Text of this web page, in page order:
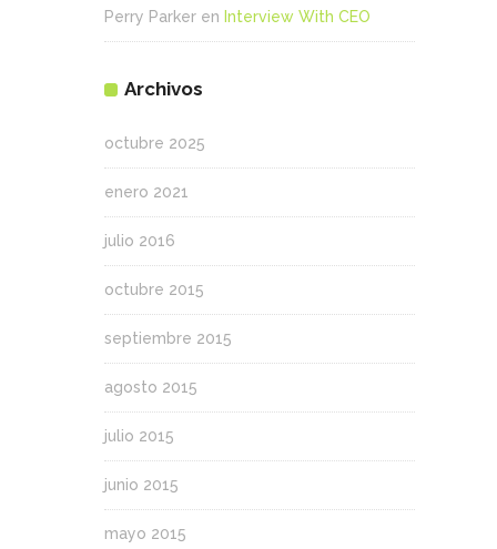
Perry Parker en Interview With CEO
Archivos
octubre 2025
enero 2021
julio 2016
octubre 2015
septiembre 2015
agosto 2015
julio 2015
junio 2015
mayo 2015